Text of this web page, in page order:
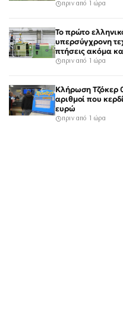
πριν από 1 ώρα
Το πρώτο
υπερσύγχρονη
πτήσεις ακόμα
βίντεο
πριν από 1 ώρα
Κλήρωση Τζόκερ
αριθμοί που
ευρώ
πριν από 1 ώρα